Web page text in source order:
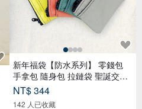
新年福袋【防水系列】 零錢包
手拿包 隨身包 拉鏈袋 聖誕交換
禮
NT$ 344
142 人已收藏